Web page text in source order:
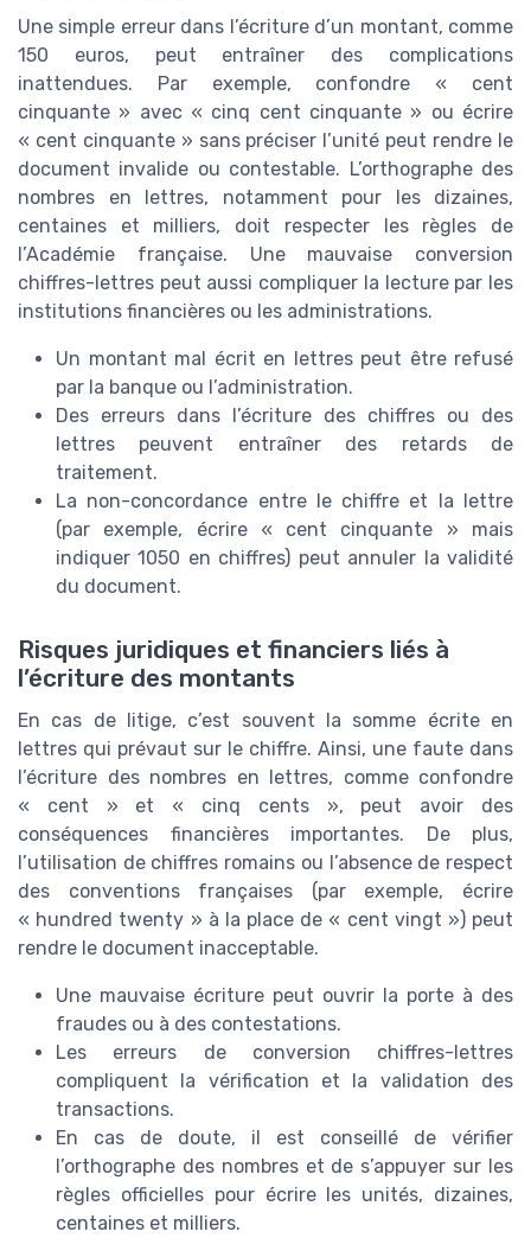
Une simple erreur dans l’écriture d’un montant, comme
150 euros, peut entraîner des complications
inattendues. Par exemple, confondre « cent
cinquante » avec « cinq cent cinquante » ou écrire
« cent cinquante » sans préciser l’unité peut rendre le
document invalide ou contestable. L’orthographe des
nombres en lettres, notamment pour les dizaines,
centaines et milliers, doit respecter les règles de
l’Académie française. Une mauvaise conversion
chiffres-lettres peut aussi compliquer la lecture par les
institutions financières ou les administrations.
Un montant mal écrit en lettres peut être refusé
par la banque ou l’administration.
Des erreurs dans l’écriture des chiffres ou des
lettres peuvent entraîner des retards de
traitement.
La non-concordance entre le chiffre et la lettre
(par exemple, écrire « cent cinquante » mais
indiquer 1050 en chiffres) peut annuler la validité
du document.
Risques juridiques et financiers liés à
l’écriture des montants
En cas de litige, c’est souvent la somme écrite en
lettres qui prévaut sur le chiffre. Ainsi, une faute dans
l’écriture des nombres en lettres, comme confondre
« cent » et « cinq cents », peut avoir des
conséquences financières importantes. De plus,
l’utilisation de chiffres romains ou l’absence de respect
des conventions françaises (par exemple, écrire
« hundred twenty » à la place de « cent vingt ») peut
rendre le document inacceptable.
Une mauvaise écriture peut ouvrir la porte à des
fraudes ou à des contestations.
Les erreurs de conversion chiffres-lettres
compliquent la vérification et la validation des
transactions.
En cas de doute, il est conseillé de vérifier
l’orthographe des nombres et de s’appuyer sur les
règles officielles pour écrire les unités, dizaines,
centaines et milliers.